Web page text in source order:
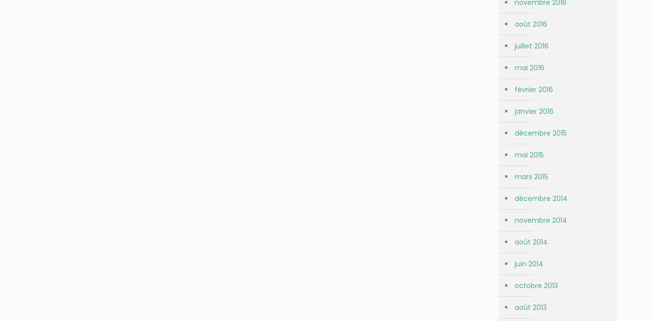
novembre 2016
août 2016
juillet 2016
mai 2016
février 2016
janvier 2016
décembre 2015
mai 2015
mars 2015
décembre 2014
novembre 2014
août 2014
juin 2014
octobre 2013
août 2013